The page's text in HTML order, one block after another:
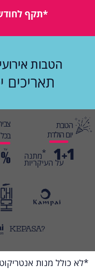
*תקף
הטבות
תאריכים
הטבת
יום הולדת
1
+
1
*מתנה
על העיקריות
*לא כולל מנות